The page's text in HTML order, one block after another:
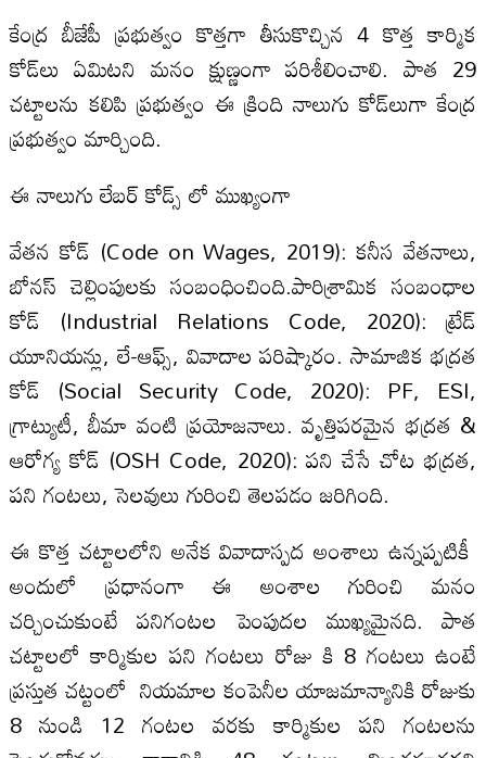
కేంద్ర బీజేపీ ప్రభుత్వం కొత్తగా తీసుకొచ్చిన 4 కొత్త కార్మిక
కోడ్‌లు ఏమిటని మనం క్షుణ్ణంగా పరిశీలించాలి. పాత 29
చట్టాలను కలిపి ప్రభుత్వం ఈ క్రింది నాలుగు కోడ్‌లుగా కేంద్ర
ప్రభుత్వం మార్చింది.
ఈ నాలుగు లేబర్ కోడ్స్ లో ముఖ్యంగా
వేతన కోడ్ (Code on Wages, 2019): కనీస వేతనాలు,
బోనస్ చెల్లింపులకు సంబంధించింది.పారిశ్రామిక సంబంధాల
కోడ్ (Industrial Relations Code, 2020): ట్రేడ్
యూనియన్లు, లే-ఆఫ్స్, వివాదాల పరిష్కారం. సామాజిక భద్రత
కోడ్ (Social Security Code, 2020): PF, ESI,
గ్రాట్యుటీ, బీమా వంటి ప్రయోజనాలు. వృత్తిపరమైన భద్రత &
ఆరోగ్య కోడ్ (OSH Code, 2020): పని చేసే చోట భద్రత,
పని గంటలు, సెలవులు గురించి తెలపడం జరిగింది.
ఈ కొత్త చట్టాలలోని అనేక వివాదాస్పద అంశాలు ఉన్నప్పటికీ
అందులో ప్రధానంగా ఈ అంశాల గురించి మనం
చర్చించుకుంటే పనిగంటల పెంపుదల ముఖ్య‌మైన‌ది. పాత
చట్టాలలో కార్మికుల పని గంటలు రోజు కి 8 గంటలు ఉంటే
ప్రస్తుత చట్టంలో నియమాల కంపెనీల యాజమాన్యానికి రోజుకు
8 నుండి 12 గంటల వరకు కార్మికుల పని గంటలను